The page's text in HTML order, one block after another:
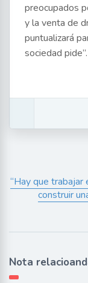
preocupados
y la venta de
puntualizará
sociedad pide”.
“Hay que
construir
Nota